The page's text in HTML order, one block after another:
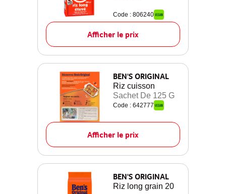
Code : 806240
Afficher le prix
BEN'S ORIGINAL
Riz cuisson
Sachet De 125 G
Code : 642777
Afficher le prix
BEN'S ORIGINAL
Riz long grain 20